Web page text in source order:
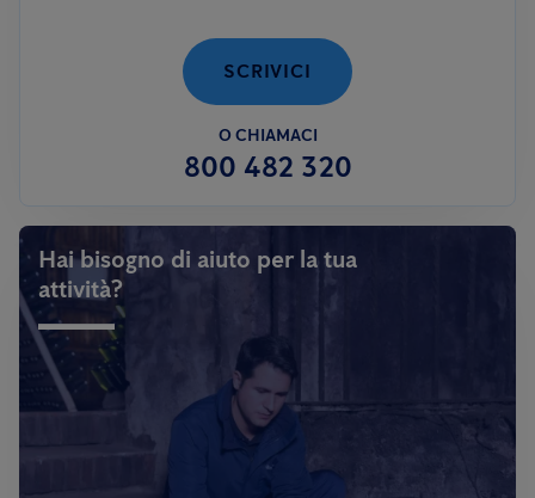
SCRIVICI
O CHIAMACI
800 482 320
Hai bisogno di aiuto per la tua
attività?